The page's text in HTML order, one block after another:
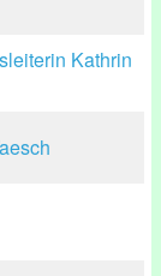
Kathrin